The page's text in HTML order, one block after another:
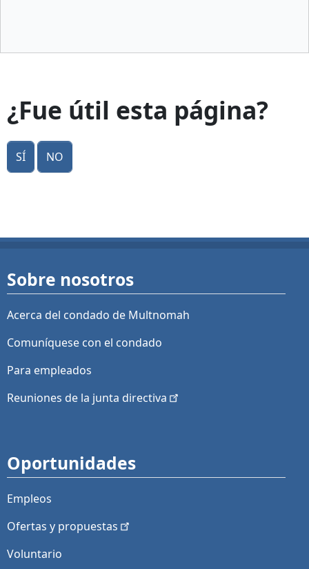
¿Fue útil esta página?
Sí No
Sobre nosotros
Acerca del condado de Multnomah
Comuníquese con el condado
Para empleados
Reuniones de la junta directiva
Oportunidades
Empleos
Ofertas y propuestas
Voluntario